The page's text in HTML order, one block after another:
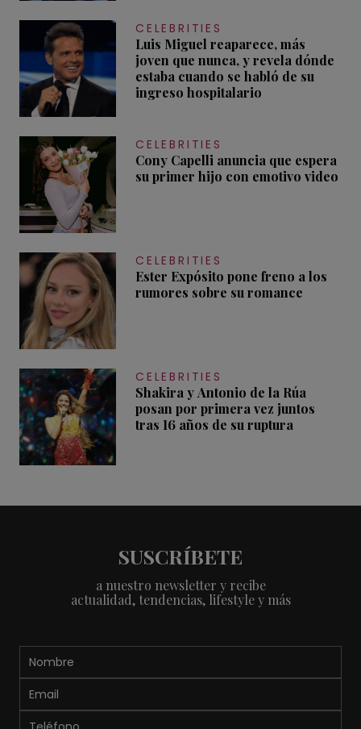
CELEBRITIES
Luis Miguel reaparece, más
joven que nunca, y revela dónde
estaba cuando se habló de su
ingreso hospitalario
CELEBRITIES
Cony Capelli anuncia que espera
su primer hijo con emotivo video
CELEBRITIES
Ester Expósito pone freno a los
rumores sobre su romance
CELEBRITIES
Shakira y Antonio de la Rúa
posan por primera vez juntos
tras 16 años de su ruptura
SUSCRÍBETE
a nuestro newsletter y recibe
actualidad, tendencias, lifestyle y más